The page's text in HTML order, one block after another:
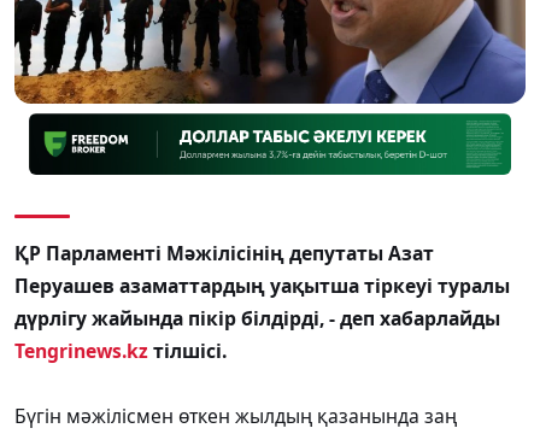
ҚР Парламенті Мәжілісінің депутаты Азат
Перуашев азаматтардың уақытша тіркеуі туралы
дүрлігу жайында пікір білдірді, - деп хабарлайды
Tengrinews.kzтілшісі.
Бүгін мәжілісмен өткен жылдың қазанында заң